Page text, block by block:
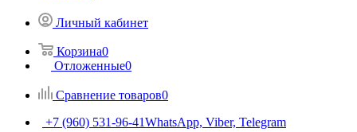
Личный кабинет
Корзина0
Отложенные0
Сравнение товаров0
+7 (960) 531-96-41WhatsApp, Viber, Telegram